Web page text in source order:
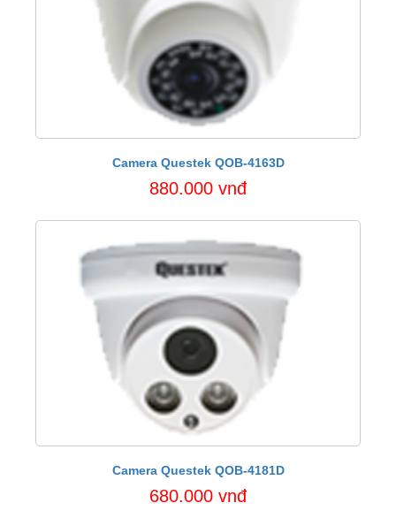
Camera Questek QOB-4163D
880.000 vnđ
Camera Questek QOB-4181D
680.000 vnđ